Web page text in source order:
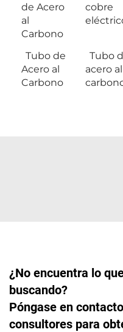
de Acero
al
Carbono
cobre
Tubo de
Acero al
Carbono
Tubo
acero al
¿No encuentra lo
buscando?
Póngase en
consultores para